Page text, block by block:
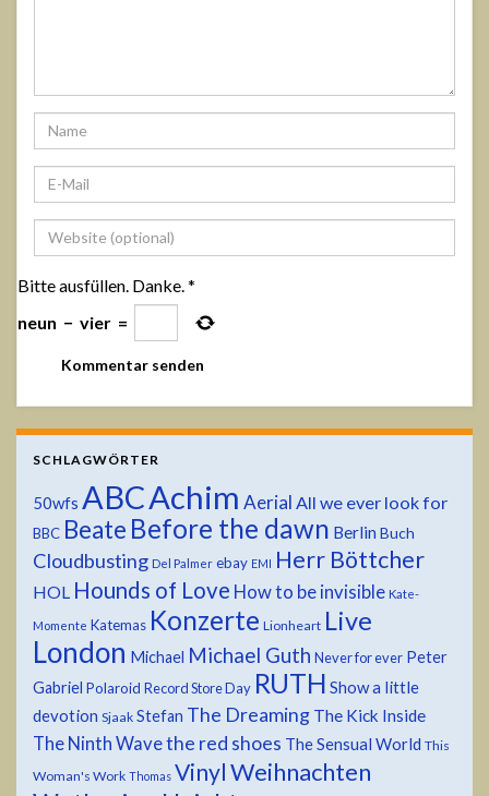
Bitte ausfüllen. Danke.*
neun − vier =
SCHLAGWÖRTER
50wfs ABCAchim Aerial All we ever look for
BBC Beate Before the dawn Berlin Buch
Cloudbusting Del Palmer ebay EMI Herr Böttcher
HOL Hounds of Love How to be invisible Kate-
Momente Katemas Konzerte Lionheart Live
London Michael Michael Guth Never for ever Peter
Gabriel Polaroid Record Store Day RUTH Show a little
devotion Sjaak Stefan The Dreaming The Kick Inside
The Ninth Wavethe red shoes The Sensual World This
Woman's Work Thomas VinylWeihnachten